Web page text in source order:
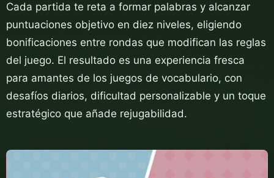
Cada partida te reta a formar palabras y alcanzar
puntuaciones objetivo en diez niveles, eligiendo
bonificaciones entre rondas que modifican las reglas
del juego. El resultado es una experiencia fresca
para amantes de los juegos de vocabulario, con
desafíos diarios, dificultad personalizable y un toque
estratégico que añade rejugabilidad.